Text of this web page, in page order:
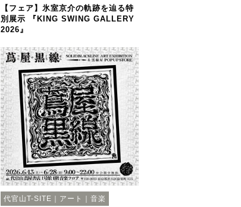
【フェア】氷室京介の軌跡を辿る特
別展示 『KING SWING GALLERY
2026』
代官山T-SITE｜アート｜音楽